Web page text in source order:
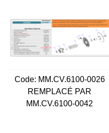
Code: MM.CV.6100-0026
REMPLACÉ PAR
MM.CV.6100-0042